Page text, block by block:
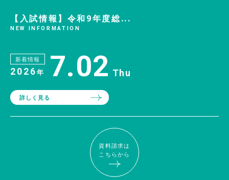
【入試情報】令和9年度総...
NEW INFORMATION
新着情報
2026 年 7.02 Thu
詳しく見る
資料請求は
こちらから